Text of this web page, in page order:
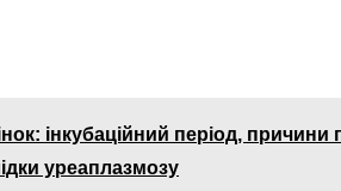
інкубаційний період,
уреаплазмозу